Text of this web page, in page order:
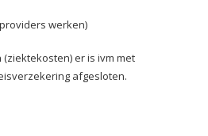
werken)
er is ivm met
afgesloten.